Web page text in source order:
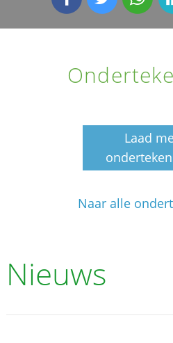
Laad
Naar alle
Nieuws